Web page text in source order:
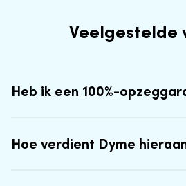
Veelgestelde
Heb ik een 100%-
Hoe verdient Dyme